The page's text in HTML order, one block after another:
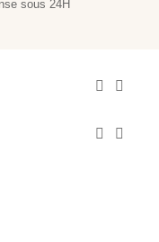
sous 24H
 
 